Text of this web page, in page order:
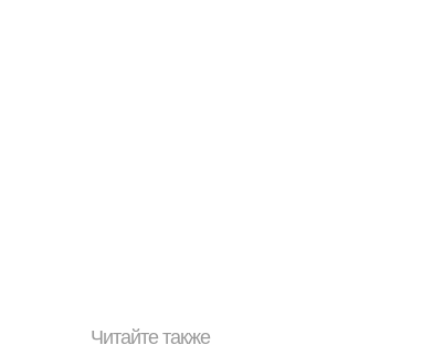
Читайте также